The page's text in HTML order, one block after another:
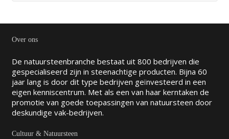
Over ons
De natuursteenbranche bestaat uit 800 bedrijven die
gespecialiseerd zijn in steenachtige producten. Bijna 60
jaar lang is door dit type bedrijven geïnvesteerd in een
eigen kenniscentrum. Met als een van haar kerntaken de
promotie van goede toepassingen van natuursteen door
deskundige vak-bedrijven.
Cultuur & Natuursteen